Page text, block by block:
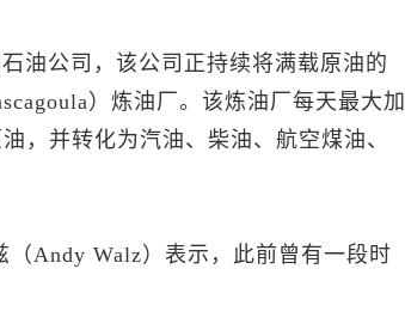
油公司，该公司正持续将满载原油的
）炼油厂。该炼油厂每天最大加
，并转化为汽油、柴油、航空煤油、
Andy Walz）表示，此前曾有一段时